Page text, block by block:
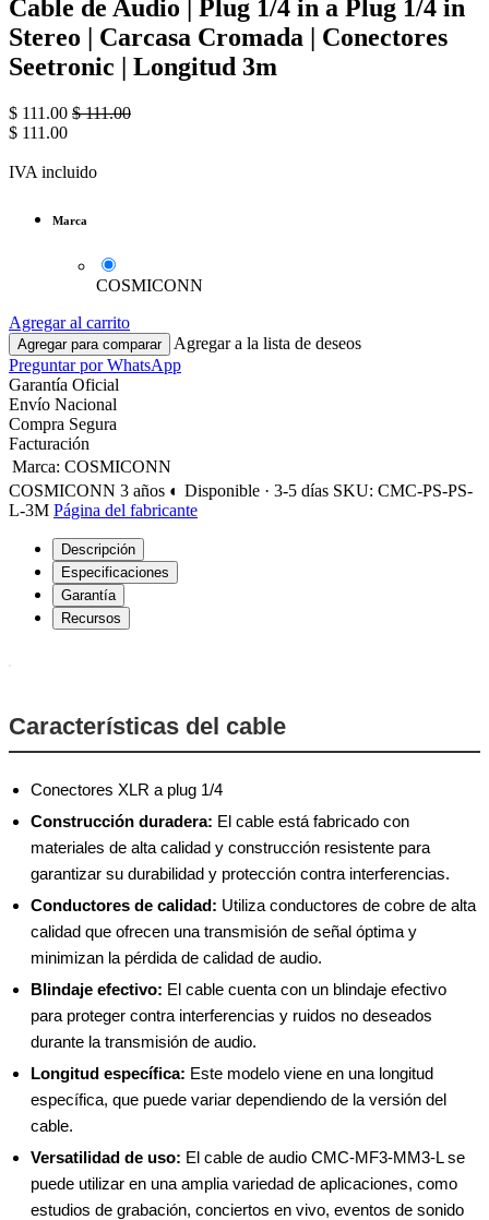
Cable de Audio | Plug 1/4 in a Plug 1/4 in
Stereo | Carcasa Cromada | Conectores
Seetronic | Longitud 3m
$ 111.00 $111.00
$ 111.00
IVA incluido
Marca
COSMICONN
Agregar al carrito
Agregar para comparar
Agregar a la lista de deseos
Preguntar por WhatsApp
Garantía Oficial
Envío Nacional
Compra Segura
Facturación
Marca: COSMICONN
COSMICONN 3 años ◐ Disponible · 3-5 días SKU: CMC-PS-PS-
L-3M Página del fabricante
Descripción
Especificaciones
Garantía
Recursos
Características del cable
Conectores XLR a plug 1/4
Construcción duradera: El cable está fabricado con
materiales de alta calidad y construcción resistente para
garantizar su durabilidad y protección contra interferencias.
Conductores de calidad: Utiliza conductores de cobre de alta
calidad que ofrecen una transmisión de señal óptima y
minimizan la pérdida de calidad de audio.
Blindaje efectivo: El cable cuenta con un blindaje efectivo
para proteger contra interferencias y ruidos no deseados
durante la transmisión de audio.
Longitud específica: Este modelo viene en una longitud
específica, que puede variar dependiendo de la versión del
cable.
Versatilidad de uso: El cable de audio CMC-MF3-MM3-L se
puede utilizar en una amplia variedad de aplicaciones, como
estudios de grabación, conciertos en vivo, eventos de sonido